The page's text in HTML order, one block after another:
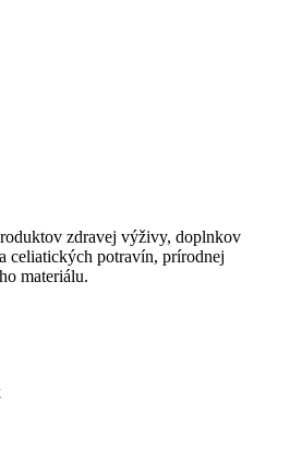
zdravej výživy, doplnkov
celiatických potravín, prírodnej
materiálu.